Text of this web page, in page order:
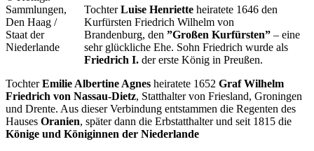
Sammlungen,
Den Haag /
Staat der
Niederlande
TochterLuise Henriette heiratete 1646 den
Kurfürsten Friedrich Wilhelm von
Brandenburg, den ”Großen Kurfürsten” – eine
sehr glückliche Ehe. Sohn Friedrich wurde als
Friedrich I. der erste König in Preußen.
TochterEmilie Albertine Agnes heiratete 1652 Graf Wilhelm
Friedrich von Nassau-Dietz, Statthalter von Friesland, Groningen
und Drente. Aus dieser Verbindung entstammen die Regenten des
Hauses Oranien, später dann die Erbstatthalter und seit 1815 die
Könige und Königinnen der Niederlande